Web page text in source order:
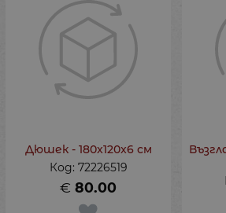
Дюшек - 180x120x6 см
Код: 72226519
80.00
€